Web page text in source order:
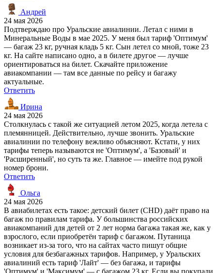
Андрей
24 мая 2026
Подтверждаю про Уральские авиалинии. Летал с ними в
Минеральные Воды в мае 2025. У меня был тариф 'Оптимум'
— багаж 23 кг, ручная кладь 5 кг. Сын летел со мной, тоже 23
кг. На сайте написано одно, а в билете другое — лучше
ориентироваться на билет. Скачайте приложение
авиакомпании — там все данные по рейсу и багажу
актуальные.
Ответить
Ирина
24 мая 2026
Столкнулась с такой же ситуацией летом 2025, когда летела с
племянницей. Действительно, лучше звонить. Уральские
авиалинии по телефону вежливо объясняют. Кстати, у них
тарифы теперь называются не 'Оптимум', а 'Базовый' и
'Расширенный', но суть та же. Главное — имейте под рукой
номер брони.
Ответить
Ольга
24 мая 2026
В авиабилетах есть такое: детский билет (CHD) даёт право на
багаж по правилам тарифа. У большинства российских
авиакомпаний для детей от 2 лет норма багажа такая же, как у
взрослого, если приобретён тариф с багажом. Путаница
возникает из-за того, что на сайтах часто пишут общие
условия для безбагажных тарифов. Например, у Уральских
авиалиний есть тариф 'Лайт' — без багажа, и тарифы
'Оптимум' и 'Максимум' — с багажом 23 кг. Если вы покупали